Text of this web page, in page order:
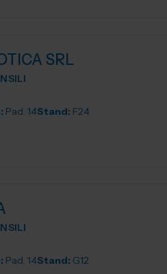
SRL
Pad. 14Stand: F24
Pad. 14Stand: G12